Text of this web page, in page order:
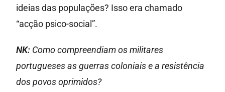
ideias das populações? Isso era chamado
“acção psico-social”.
NK: Como compreendiam os militares
portugueses as guerras coloniais e a resistência
dos povos oprimidos?